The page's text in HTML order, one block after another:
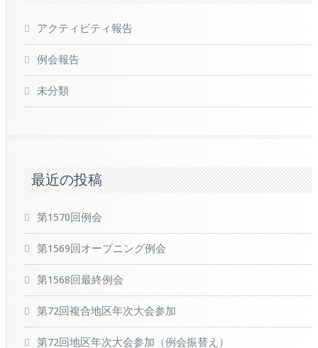
アクティビティ報告
例会報告
未分類
最近の投稿
第1570回例会
第1569回オープニング例会
第1568回最終例会
第72回複合地区年次大会参加
第72回地区年次大会参加（例会振替え）